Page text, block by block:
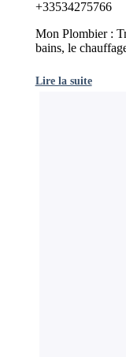
+33534275766
Mon Plombier :
bains, le
Lire la suite